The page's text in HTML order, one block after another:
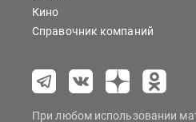
Кино
Справочник компаний
При любом использовании